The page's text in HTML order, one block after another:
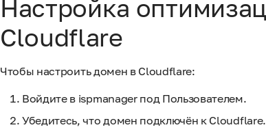
Настройка
Cloudflare
Чтобы настроить домен в Cloudflare:
Войдите в ispmanager под Пользователем.
Убедитесь, что домен подключён к